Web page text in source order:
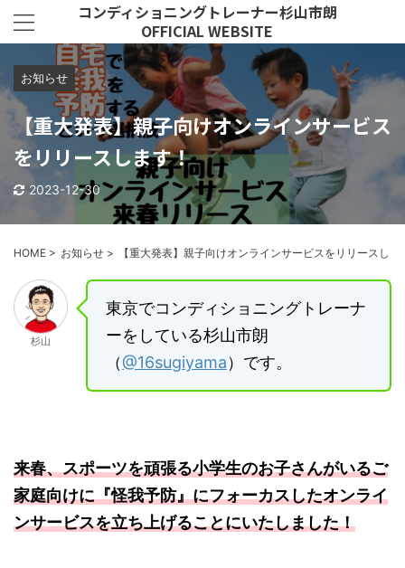
コンディショニングトレーナー杉山市朗
OFFICIAL WEBSITE
お知らせ
【重大発表】親子向けオンラインサービス
をリリースします！
2023-12-30
HOME > お知らせ > 【重大発表】親子向けオンラインサービスをリリースしま
杉山
東京でコンディショニングトレーナ
ーをしている杉山市朗
（@16sugiyama）です。
来春、スポーツを頑張る小学生のお子さんがいるご
家庭向けに『怪我予防』にフォーカスしたオンライ
ンサービスを立ち上げることにいたしました！